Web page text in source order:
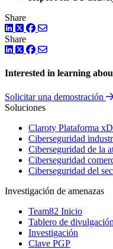
Share
LinkedIn
TwitterFacebook
Share
LinkedIn
TwitterFacebook
Interested in learning
Solicitar una demostración
Soluciones
Claroty Plataforma
Ciberseguridad
Ciberseguridad de la
Ciberseguridad
Ciberseguridad del
Investigación de amenazas
Team82 Inicio
Tablero de
Investigación
Clave PGP